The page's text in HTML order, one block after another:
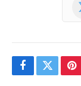
Facebook
Twitter